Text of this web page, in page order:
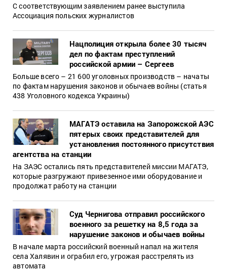
С соответствующим заявлением ранее выступила
Ассоциация польских журналистов
Нацполиция открыла более 30 тысяч
дел по фактам преступлений
российской армии – Сергеев
Больше всего – 21 600 уголовных производств – начаты
по фактам нарушения законов и обычаев войны (статья
438 Уголовного кодекса Украины)
МАГАТЭ оставила на Запорожской АЭС
пятерых своих представителей для
установления постоянного присутствия
агентства на станции
На ЗАЭС остались пять представителей миссии МАГАТЭ,
которые разгружают привезенное ими оборудование и
продолжат работу на станции
Суд Чернигова отправил российского
военного за решетку на 8,5 года за
нарушение законов и обычаев войны
В начале марта российский военный напал на жителя
села Халявин и ограбил его, угрожая расстрелять из
автомата